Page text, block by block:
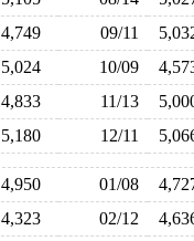
4,749 09/11
5,024 10/09
4,833 11/13
5,180 12/11
4,950 01/08
4,323 02/12